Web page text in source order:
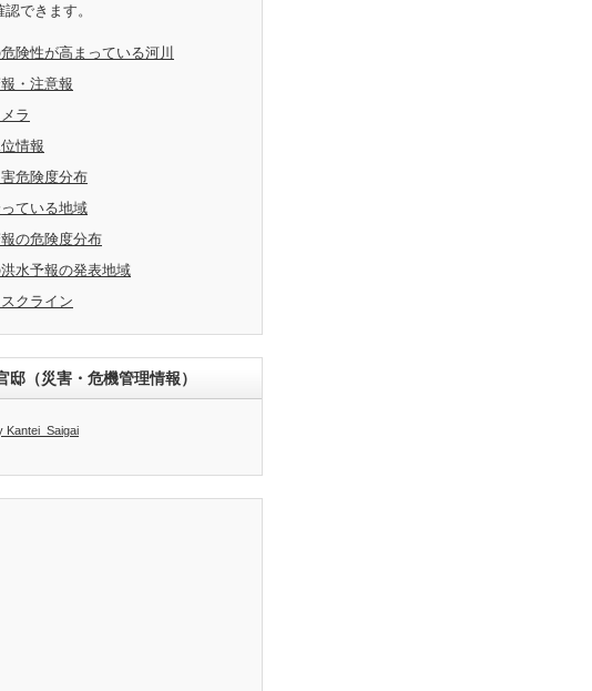
できます。
険性が高まっている河川
・注意報
ラ
情報
危険度分布
ている地域
の危険度分布
水予報の発表地域
クライン
邸（災害・危機管理情報）
Kantei_Saigai